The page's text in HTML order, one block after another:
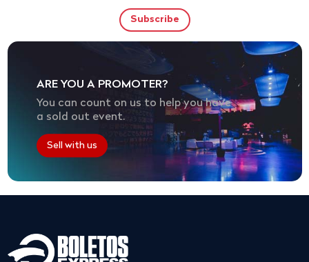
ARE YOU A PROMOTER?
You can count on us to help you have
a sold out event.
Sell with us